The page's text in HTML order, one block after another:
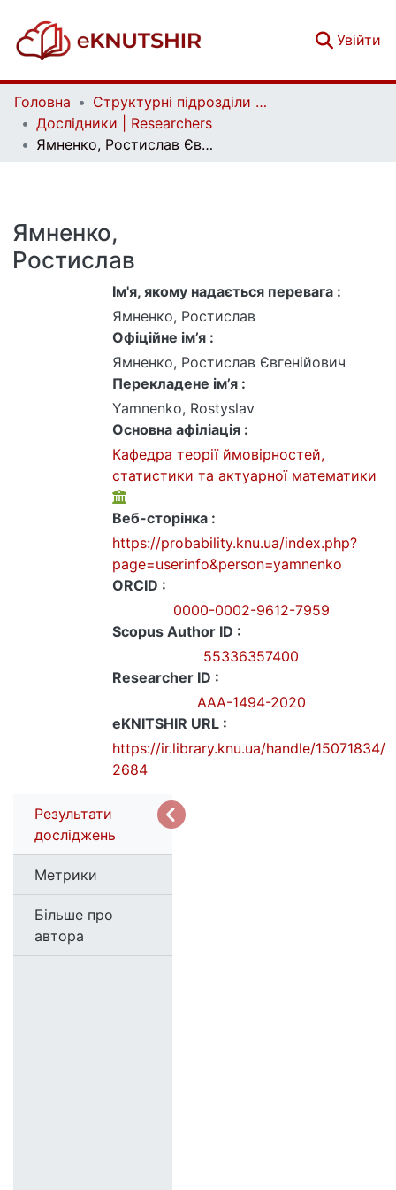
Увійти
Головна
Структурні підрозділи Київського національного університету імені Тараса Шевченка та Організації | Faculties, Institutes and Departments of Taras Shevchenko National University of Kyiv and Organizations
Дослідники | Researchers
Ямненко, Ростислав Євгенійович
Ямненко,
Ростислав
Ім'я, якому надається перевага :
Ямненко, Ростислав
Офіційне ім’я :
Ямненко, Ростислав Євгенійович
Перекладене ім’я :
Yamnenko, Rostyslav
Основна афіліація :
Кафедра теорії ймовірностей,
статистики та актуарної математики
Веб-сторінка :
https://probability.knu.ua/index.php?
page=userinfo&person=yamnenko
ORCID :
0000-0002-9612-7959
Scopus Author ID :
55336357400
Researcher ID :
AAA-1494-2020
eKNITSHIR URL :
https://ir.library.knu.ua/handle/15071834/
2684
Результати
досліджень
Метрики
Більше про
автора